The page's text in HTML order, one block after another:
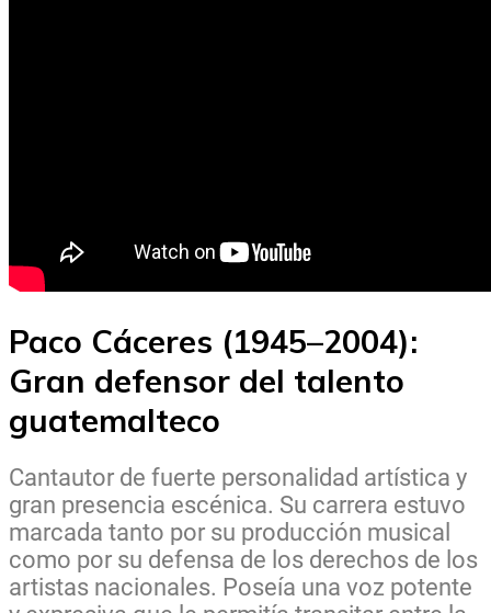
Paco Cáceres (1945–2004):
Gran defensor del talento
guatemalteco
Cantautor de fuerte personalidad artística y
gran presencia escénica. Su carrera estuvo
marcada tanto por su producción musical
como por su defensa de los derechos de los
artistas nacionales. Poseía una voz potente